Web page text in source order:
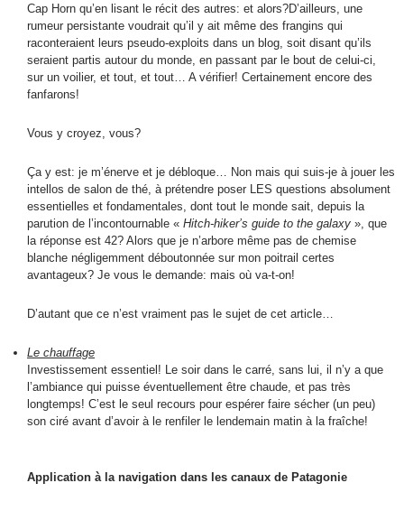
Cap Horn qu’en lisant le récit des autres: et alors?D’ailleurs, une
rumeur persistante voudrait qu’il y ait même des frangins qui
raconteraient leurs pseudo-exploits dans un blog, soit disant qu’ils
seraient partis autour du monde, en passant par le bout de celui-ci,
sur un voilier, et tout, et tout… A vérifier! Certainement encore des
fanfarons!
Vous y croyez, vous?
Ça y est: je m’énerve et je débloque… Non mais qui suis-je à jouer les
intellos de salon de thé, à prétendre poser LES questions absolument
essentielles et fondamentales, dont tout le monde sait, depuis la
parution de l’incontournable « Hitch-hiker’s guide to the galaxy », que
la réponse est 42? Alors que je n’arbore même pas de chemise
blanche négligemment déboutonnée sur mon poitrail certes
avantageux? Je vous le demande: mais où va-t-on!
D’autant que ce n’est vraiment pas le sujet de cet article…
Le chauffage
Investissement essentiel! Le soir dans le carré, sans lui, il n’y a que
l’ambiance qui puisse éventuellement être chaude, et pas très
longtemps! C’est le seul recours pour espérer faire sécher (un peu)
son ciré avant d’avoir à le renfiler le lendemain matin à la fraîche!
Application à la navigation dans les canaux de Patagonie